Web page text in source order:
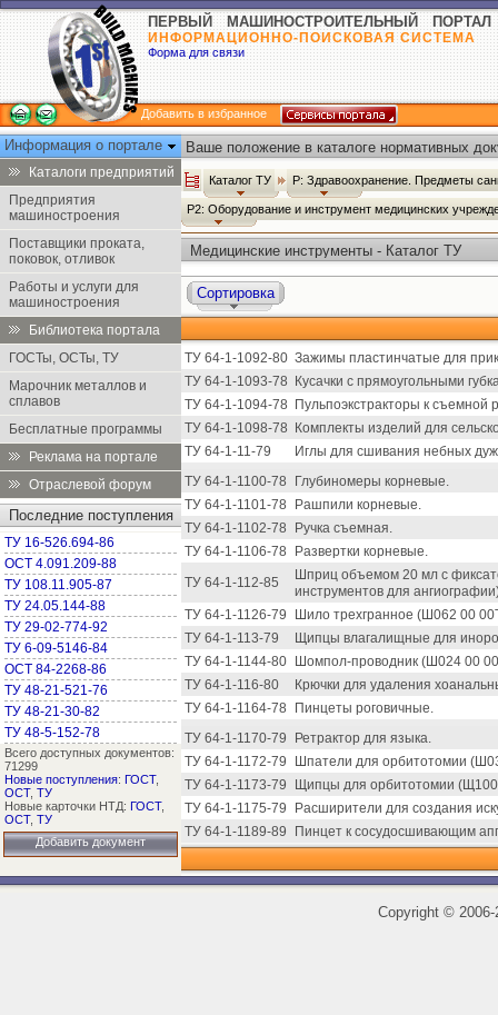
ПЕРВЫЙ МАШИНОСТРОИТЕЛЬНЫЙ ПОРТАЛ
ИНФОРМАЦИОННО-ПОИСКОВАЯ СИСТЕМА
Форма для связи
Добавить в избранное
Информация о портале
Каталоги предприятий
Предприятия
машиностроения
Поставщики проката,
поковок, отливок
Работы и услуги для
машиностроения
Библиотека портала
ГОСТы, ОСТы, ТУ
Марочник металлов и
сплавов
Бесплатные программы
Реклама на портале
Отраслевой форум
Последние поступления
ТУ 16-526.694-86
ОСТ 4.091.209-88
ТУ 108.11.905-87
ТУ 24.05.144-88
ТУ 29-02-774-92
ТУ 6-09-5146-84
ОСТ 84-2268-86
ТУ 48-21-521-76
ТУ 48-21-30-82
ТУ 48-5-152-78
Всего доступных документов:
71299
Новые поступления: ГОСТ,
ОСТ, ТУ
Новые карточки НТД: ГОСТ,
ОСТ, ТУ
Добавить документ
Ваше положение в каталоге нормативных
Каталог ТУ Р: Здравоохранение. Предметы
Р2: Оборудование и инструмент медицинских
Медицинские инструменты - Каталог ТУ
Сортировка
ТУ 64-1-1092-80 Зажимы пластинчатые для
ТУ 64-1-1093-78
Кусачки с прямоугольными
ТУ 64-1-1094-78
Пульпоэкстракторы к съемной
ТУ 64-1-1098-78
Комплекты изделий для
ТУ 64-1-11-79
Иглы для сшивания небных
ТУ 64-1-1100-78
Глубиномеры корневые.
ТУ 64-1-1101-78
Рашпили корневые.
ТУ 64-1-1102-78
Ручка съемная.
ТУ 64-1-1106-78
Развертки корневые.
ТУ 64-1-112-85
Шприц объемом 20 мл с
инструментов для
ТУ 64-1-1126-79
Шило трехгранное (Ш062 00
ТУ 64-1-113-79
Щипцы влагалищные для
ТУ 64-1-1144-80
Шомпол-проводник (Ш024 00
ТУ 64-1-116-80
Крючки для удаления
ТУ 64-1-1164-78
Пинцеты роговичные.
ТУ 64-1-1170-79
Ретрактор для языка.
ТУ 64-1-1172-79
Шпатели для орбитотомии
ТУ 64-1-1173-79
Щипцы для орбитотомии
ТУ 64-1-1175-79
Расширители для создания
ТУ 64-1-1189-89
Пинцет к сосудосшивающим
Copyright ©